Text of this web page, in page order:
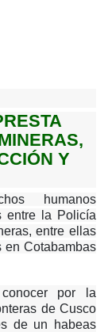
Y
humanos
entre la Policía
entre ellas
en Cotabambas
por la
de Cusco
de un habeas